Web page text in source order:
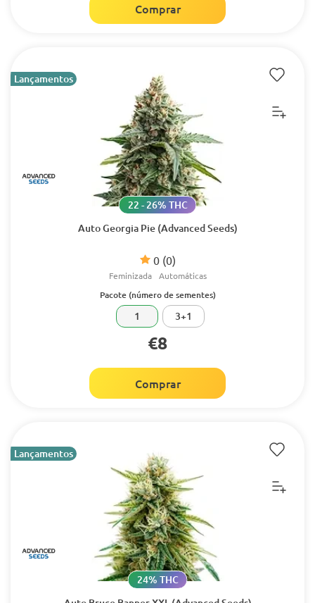
Comprar
Lançamentos
Auto Georgia Pie (Advanced Seeds)
0 (0)
22 - 26% THC
Feminizada Automáticas
Pacote (número de sementes)
1 3+1
€8
Comprar
Lançamentos
24% THC